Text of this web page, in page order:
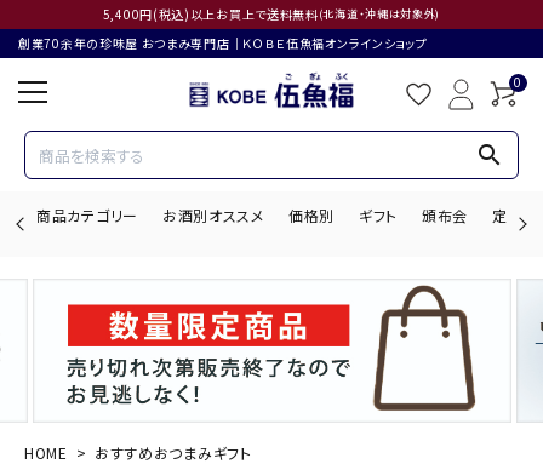
5,400円(税込)以上お買上で送料無料(北海道・沖縄は対象外)
創業70余年の珍味屋 おつまみ専門店│ＫＯＢＥ伍魚福オンラインショップ
0
search
商品カテゴリー お酒別オススメ 価格別 ギフト 頒布会 定期購
search
ACCOUNT MENU
HOME
おすすめおつまみギフト